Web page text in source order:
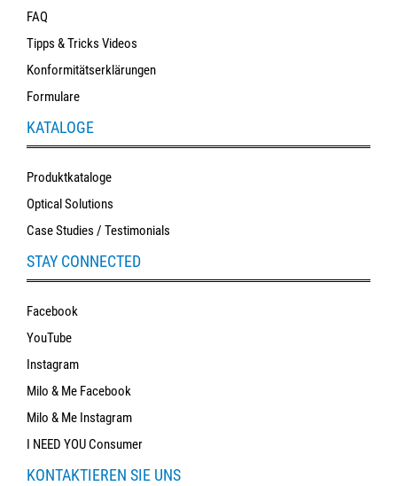
FAQ
Tipps & Tricks Videos
Konformitätserklärungen
Formulare
KATALOGE
Produktkataloge
Optical Solutions
Case Studies / Testimonials
STAY CONNECTED
Facebook
YouTube
Instagram
Milo & Me Facebook
Milo & Me Instagram
I NEED YOU Consumer
KONTAKTIEREN SIE UNS